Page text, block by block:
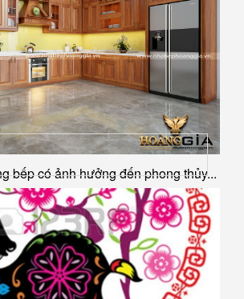
bếp có ảnh hưởng đến phong thủy...